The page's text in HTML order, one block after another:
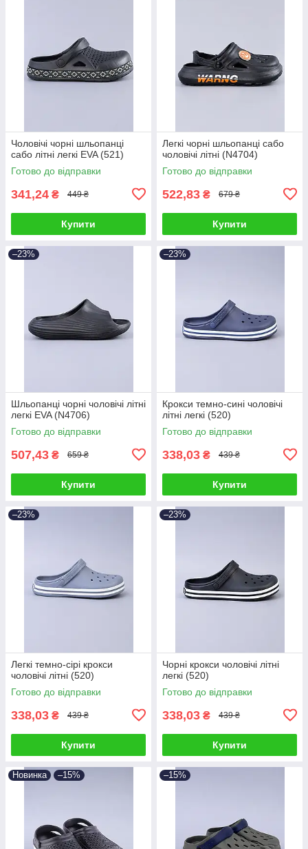
Чоловічі чорні шльопанці
сабо літні легкі EVA (521)
Готово до відправки
341,24 ₴ 449 ₴
Купити
Легкі чорні шльопанці сабо
чоловічі літні (N4704)
Готово до відправки
522,83 ₴ 679 ₴
Купити
–23%
Шльопанці чорні чоловічі літні
легкі EVA (N4706)
Готово до відправки
507,43 ₴ 659 ₴
Купити
–23%
Крокси темно-сині чоловічі
літні легкі (520)
Готово до відправки
338,03 ₴ 439 ₴
Купити
–23%
Легкі темно-сірі крокси
чоловічі літні (520)
Готово до відправки
338,03 ₴ 439 ₴
Купити
–23%
Чорні крокси чоловічі літні
легкі (520)
Готово до відправки
338,03 ₴ 439 ₴
Купити
Новинка –15% –15%